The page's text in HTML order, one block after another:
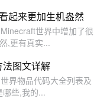
起来更加生机盎然
世界中增加了很
,更有真实...
图文详解
界物品代码大全列表及
些,我的...